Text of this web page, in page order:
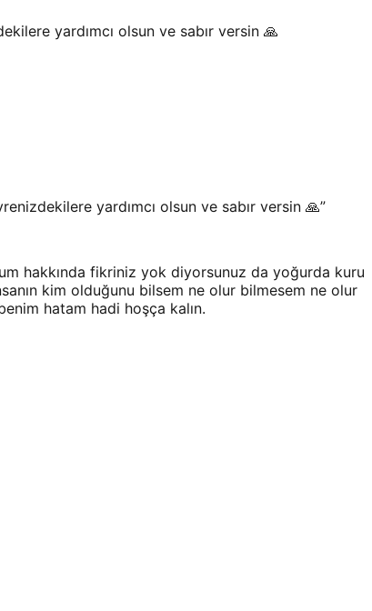
yardımcı olsun ve sabır versin 🙏
yardımcı olsun ve sabır versin 🙏”
hakkında fikriniz yok diyorsunuz da yoğurda kuru
kim olduğunu bilsem ne olur bilmesem ne olur
hatam hadi hoşça kalın.